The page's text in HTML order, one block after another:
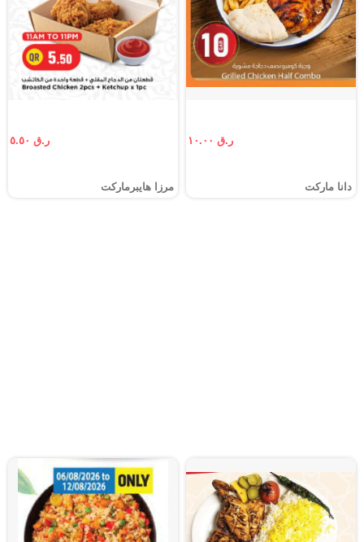
ر.ق ١٠.٠٠
دانا ماركت
ر.ق ٥.٥٠
مرزا هايبرماركت